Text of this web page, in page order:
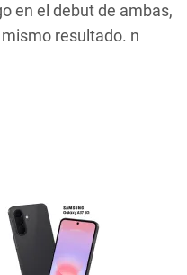
en el debut de ambas,
resultado. n